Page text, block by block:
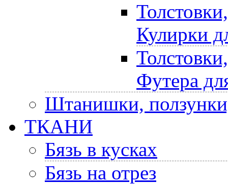
Кулирки
Футера
Штанишки,
ТКАНИ
Бязь в кусках
Бязь на отрез